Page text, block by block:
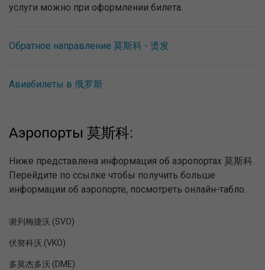
услуги можно при оформлении билета.
Обратное направление 莫斯科 - 烫发
Авиабилеты в 俄罗斯
Аэропорты 莫斯科:
Ниже представлена информация об аэропортах 莫斯科.
Перейдите по ссылке чтобы получить больше
информации об аэропорте, посмотреть онлайн-табло.
谢列梅捷沃 (SVO)
伏努科沃 (VKO)
多莫杰多沃 (DME)